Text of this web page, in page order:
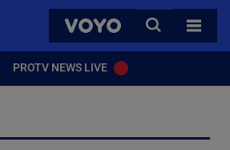
VOYO
CAUTA
TOATE
PROTV NEWS LIVE